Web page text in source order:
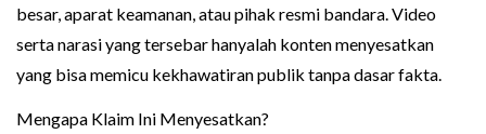
besar, aparat keamanan, atau pihak resmi bandara. Video
serta narasi yang tersebar hanyalah konten menyesatkan
yang bisa memicu kekhawatiran publik tanpa dasar fakta.
Mengapa Klaim Ini Menyesatkan?